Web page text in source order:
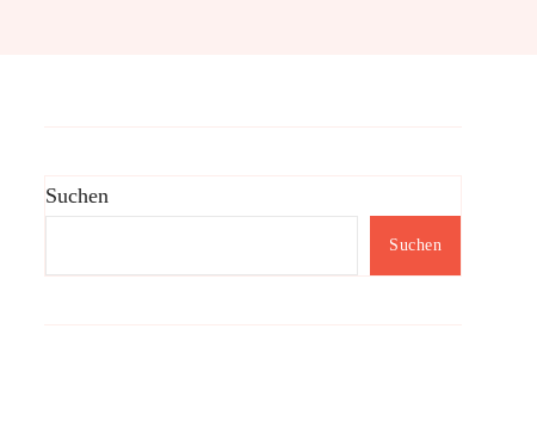
Suchen
Suchen